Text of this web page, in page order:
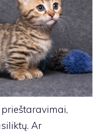
Ar